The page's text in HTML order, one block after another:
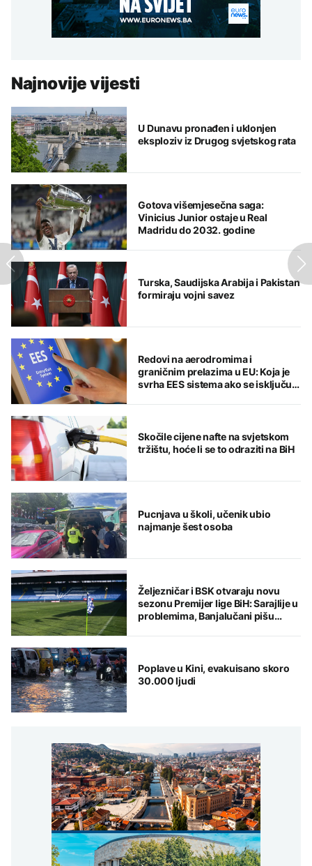
Najnovije vijesti
U Dunavu pronađen i uklonjen
eksploziv iz Drugog svjetskog rata
Gotova višemjesečna saga:
Vinicius Junior ostaje u Real
Madridu do 2032. godine
Turska, Saudijska Arabija i Pakistan
formiraju vojni savez
Redovi na aerodromima i
graničnim prelazima u EU: Koja je
svrha EES sistema ako se isključuje
Skočile cijene nafte na svjetskom
tržištu, hoće li se to odraziti na BiH
Pucnjava u školi, učenik ubio
najmanje šest osoba
Željezničar i BSK otvaraju novu
sezonu Premijer lige BiH: Sarajlije u
problemima, Banjalučani pišu
Poplave u Kini, evakuisano skoro
30.000 ljudi